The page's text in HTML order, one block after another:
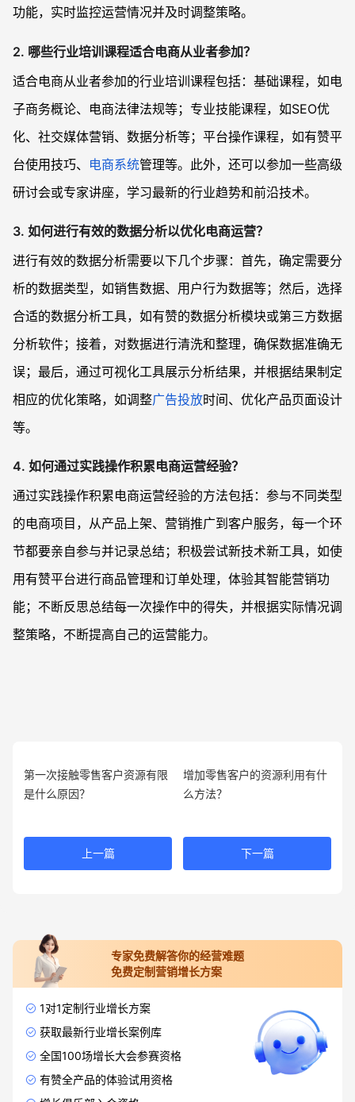
功能，实时监控运营情况并及时调整策略。
2. 哪些行业培训课程适合电商从业者参加？
适合电商从业者参加的行业培训课程包括：基础课程，如电
子商务概论、电商法律法规等；专业技能课程，如SEO优
化、社交媒体营销、数据分析等；平台操作课程，如有赞平
台使用技巧、 电商系统管理等。此外，还可以参加一些高级
研讨会或专家讲座，学习最新的行业趋势和前沿技术。
3. 如何进行有效的数据分析以优化电商运营？
进行有效的数据分析需要以下几个步骤：首先，确定需要分
析的数据类型，如销售数据、用户行为数据等；然后，选择
合适的数据分析工具，如有赞的数据分析模块或第三方数据
分析软件；接着，对数据进行清洗和整理，确保数据准确无
误；最后，通过可视化工具展示分析结果，并根据结果制定
相应的优化策略，如调整广告投放时间、优化产品页面设计
等。
4. 如何通过实践操作积累电商运营经验？
通过实践操作积累电商运营经验的方法包括：参与不同类型
的电商项目，从产品上架、营销推广到客户服务，每一个环
节都要亲自参与并记录总结；积极尝试新技术新工具，如使
用有赞平台进行商品管理和订单处理，体验其智能营销功
能；不断反思总结每一次操作中的得失，并根据实际情况调
整策略，不断提高自己的运营能力。
第一次接触零售客户资源有限
是什么原因？
上一篇
增加零售客户的资源利用有什
么方法？
下一篇
专家免费解答你的经营难题
免费定制营销增长方案
1对1定制行业增长方案
获取最新行业增长案例库
全国100场增长大会参赛资格
有赞全产品的体验试用资格